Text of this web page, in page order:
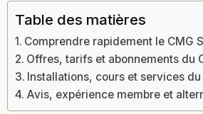
Table des matières
Comprendre rapidement le CMG
Offres, tarifs et abonnements du
Installations, cours et services
Avis, expérience membre et